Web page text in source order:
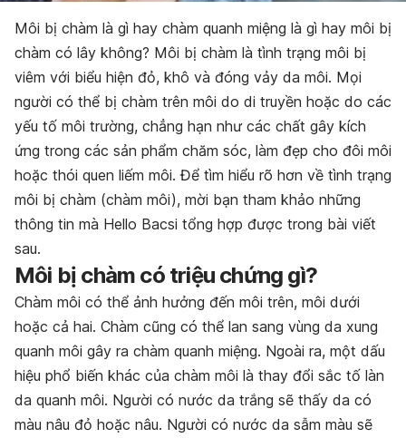
Môi bị chàm là gì hay chàm quanh miệng là gì hay môi bị
chàm có lây không? Môi bị chàm là tình trạng môi bị
viêm với biểu hiện đỏ, khô và đóng vảy da môi. Mọi
người có thể bị chàm trên môi do di truyền hoặc do các
yếu tố môi trường, chẳng hạn như các chất gây kích
ứng trong các sản phẩm chăm sóc, làm đẹp cho đôi môi
hoặc thói quen liếm môi. Để tìm hiểu rõ hơn về tình trạng
môi bị chàm (chàm môi), mời bạn tham khảo những
thông tin mà Hello Bacsi tổng hợp được trong bài viết
sau.
Môi bị chàm có triệu chứng gì?
Chàm môi có thể ảnh hưởng đến môi trên, môi dưới
hoặc cả hai. Chàm cũng có thể lan sang vùng da xung
quanh môi gây ra chàm quanh miệng. Ngoài ra, một dấu
hiệu phổ biến khác của chàm môi là thay đổi sắc tố làn
da quanh môi. Người có nước da trắng sẽ thấy da có
màu nâu đỏ hoặc nâu. Người có nước da sẫm màu sẽ